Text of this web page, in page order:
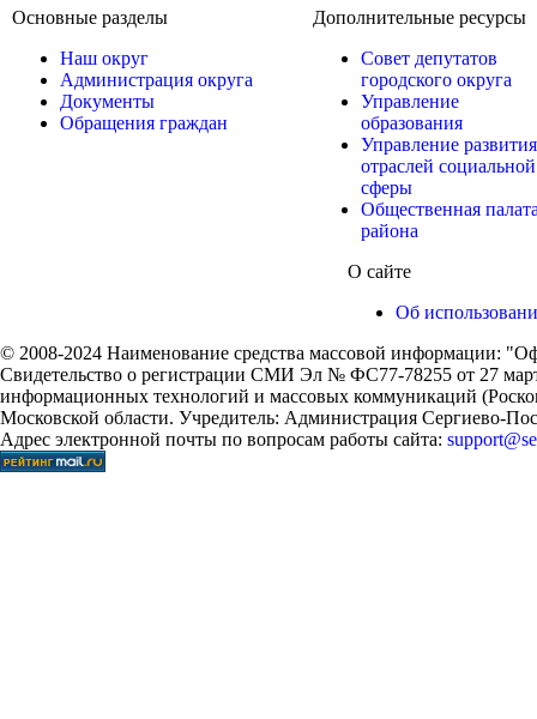
Основные разделы
Наш округ
Администрация округа
Документы
Обращения граждан
Дополнительные ресурсы
Совет депутатов
городского округа
Управление
образования
Управление развития
отраслей социальной
сферы
Общественная
района
О сайте
Об
© 2008-2024 Наименование средства массовой информации:
Свидетельство о регистрации СМИ Эл № ФС77-78255 от 27
информационных технологий и массовых коммуникаций
Московской области. Учредитель: Администрация Сергиево-
Адрес электронной почты по вопросам работы сайта: